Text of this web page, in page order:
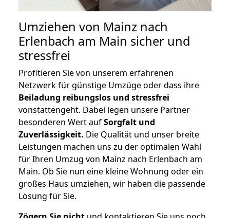
Umziehen von Mainz nach
Erlenbach am Main sicher und
stressfrei
Profitieren Sie von unserem erfahrenen
Netzwerk für günstige Umzüge oder dass ihre
Beiladung reibungslos und stressfrei
vonstattengeht. Dabei legen unsere Partner
besonderen Wert aufSorgfalt und
Zuverlässigkeit. Die Qualität und unser breite
Leistungen machen uns zu der optimalen Wahl
für Ihren Umzug von Mainz nach Erlenbach am
Main. Ob Sie nun eine kleine Wohnung oder ein
großes Haus umziehen, wir haben die passende
Lösung für Sie.